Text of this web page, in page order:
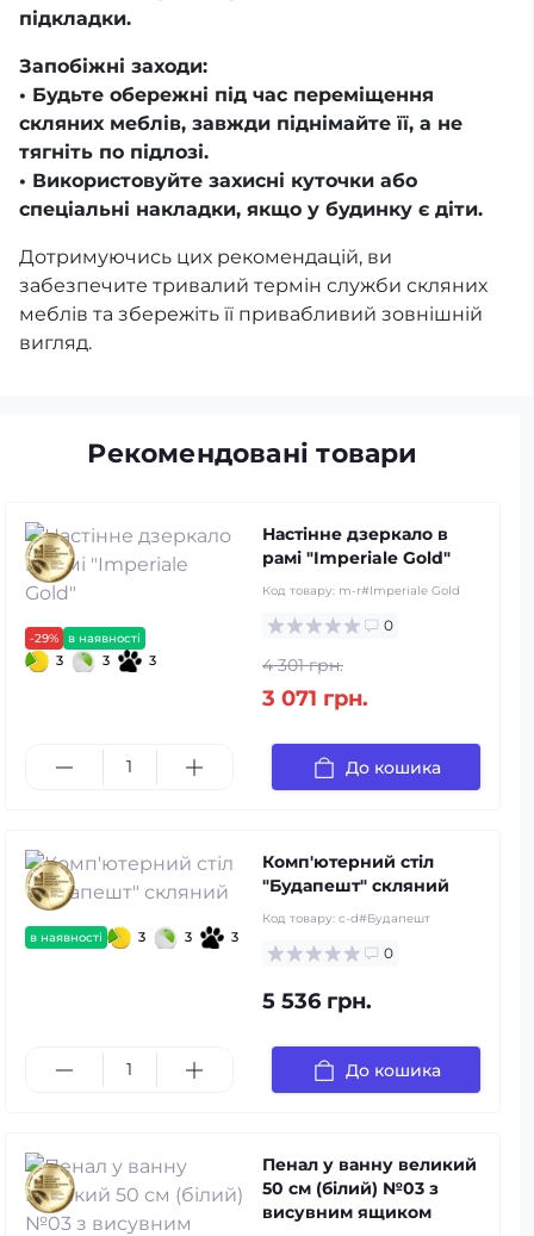
підкладки.
Запобіжні заходи:
• Будьте обережні під час переміщення
скляних меблів, завжди піднімайте її, а не
тягніть по підлозі.
• Використовуйте захисні куточки або
спеціальні накладки, якщо у будинку є діти.
Дотримуючись цих рекомендацій, ви
забезпечите тривалий термін служби скляних
меблів та збережіть її привабливий зовнішній
вигляд.
Рекомендовані товари
-29% в наявності
3 3 3
Настінне дзеркало в
рамі "Imperiale Gold"
Код товару: m-r#Imperiale Gold
0
4 301 грн.
3 071 грн.
До кошика
в наявності 3 3 3
Комп'ютерний стіл
"Будапешт" скляний
Код товару: c-d#Будапешт
0
5 536 грн.
До кошика
Пенал у ванну великий
50 см (білий) №03 з
висувним ящиком